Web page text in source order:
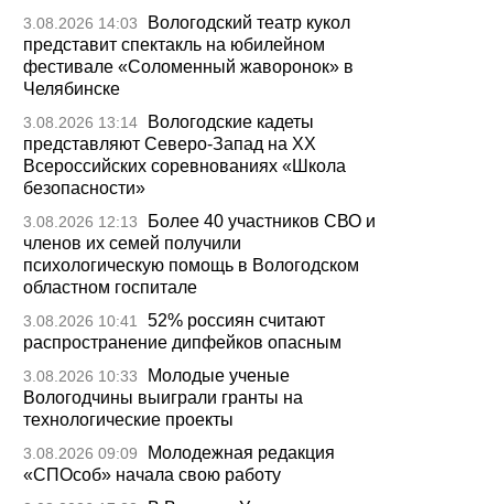
3.08.2026 14:03
Вологодский театр кукол
представит спектакль на юбилейном
фестивале «Соломенный жаворонок» в
Челябинске
3.08.2026 13:14
Вологодские кадеты
представляют Северо-Запад на XX
Всероссийских соревнованиях «Школа
безопасности»
3.08.2026 12:13
Более 40 участников СВО и
членов их семей получили
психологическую помощь в Вологодском
областном госпитале
3.08.2026 10:41
52% россиян считают
распространение дипфейков опасным
3.08.2026 10:33
Молодые ученые
Вологодчины выиграли гранты на
технологические проекты
3.08.2026 09:09
Молодежная редакция
«СПОсоб» начала свою работу